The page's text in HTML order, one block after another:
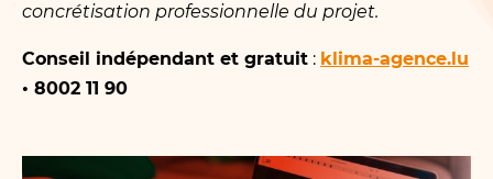
concrétisation professionnelle du projet.
Conseil indépendant et gratuit : klima​-agence​.lu
• 8002 11 90